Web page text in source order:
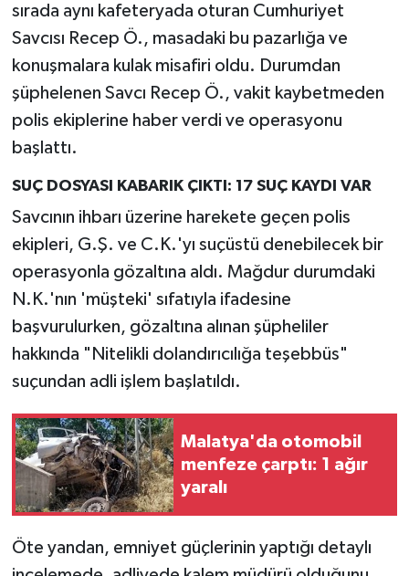
sırada aynı kafeteryada oturan Cumhuriyet
Savcısı Recep Ö., masadaki bu pazarlığa ve
konuşmalara kulak misafiri oldu. Durumdan
şüphelenen Savcı Recep Ö., vakit kaybetmeden
polis ekiplerine haber verdi ve operasyonu
başlattı.
SUÇ DOSYASI KABARIK ÇIKTI: 17 SUÇ KAYDI VAR
Savcının ihbarı üzerine harekete geçen polis
ekipleri, G.Ş. ve C.K.'yı suçüstü denebilecek bir
operasyonla gözaltına aldı. Mağdur durumdaki
N.K.'nın 'müşteki' sıfatıyla ifadesine
başvurulurken, gözaltına alınan şüpheliler
hakkında "Nitelikli dolandırıcılığa teşebbüs"
suçundan adli işlem başlatıldı.
Malatya'da otomobil
menfeze çarptı: 1 ağır
yaralı
Öte yandan, emniyet güçlerinin yaptığı detaylı